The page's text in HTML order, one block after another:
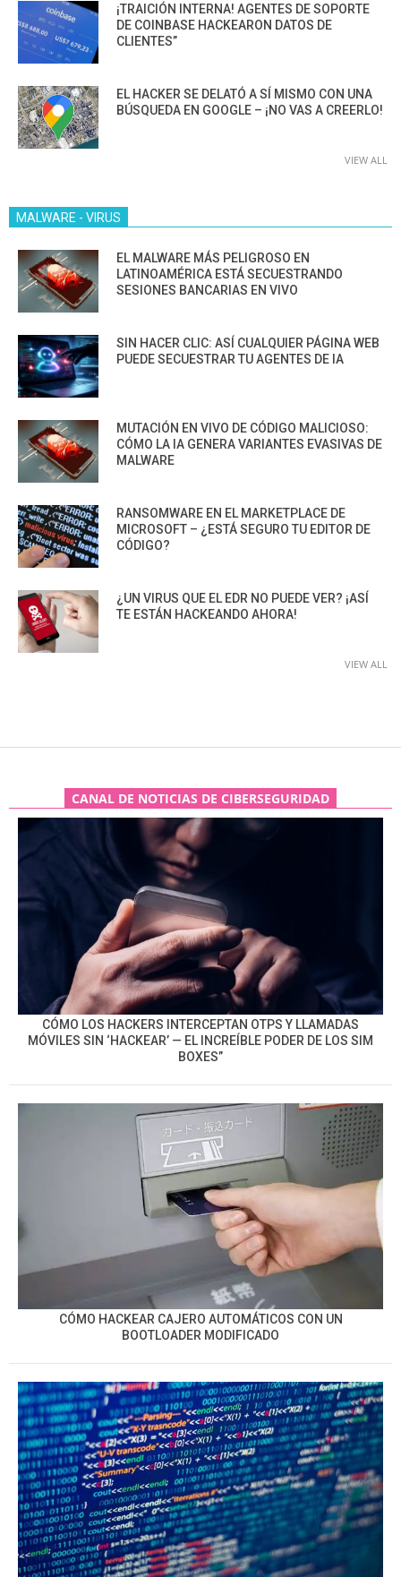
¡TRAICIÓN INTERNA! AGENTES DE SOPORTE
DE COINBASE HACKEARON DATOS DE
CLIENTES”
EL HACKER SE DELATÓ A SÍ MISMO CON UNA
BÚSQUEDA EN GOOGLE – ¡NO VAS A CREERLO!
VIEW ALL
MALWARE - VIRUS
EL MALWARE MÁS PELIGROSO EN
LATINOAMÉRICA ESTÁ SECUESTRANDO
SESIONES BANCARIAS EN VIVO
SIN HACER CLIC: ASÍ CUALQUIER PÁGINA WEB
PUEDE SECUESTRAR TU AGENTES DE IA
MUTACIÓN EN VIVO DE CÓDIGO MALICIOSO:
CÓMO LA IA GENERA VARIANTES EVASIVAS DE
MALWARE
RANSOMWARE EN EL MARKETPLACE DE
MICROSOFT – ¿ESTÁ SEGURO TU EDITOR DE
CÓDIGO?
¿UN VIRUS QUE EL EDR NO PUEDE VER? ¡ASÍ
TE ESTÁN HACKEANDO AHORA!
VIEW ALL
CANAL DE NOTICIAS DE CIBERSEGURIDAD
CÓMO LOS HACKERS INTERCEPTAN OTPS Y LLAMADAS
MÓVILES SIN ‘HACKEAR’ — EL INCREÍBLE PODER DE LOS SIM
BOXES”
CÓMO HACKEAR CAJERO AUTOMÁTICOS CON UN
BOOTLOADER MODIFICADO